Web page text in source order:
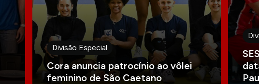
Divisão Especial
Cora anuncia patrocínio ao vôlei
feminino de São Caetano